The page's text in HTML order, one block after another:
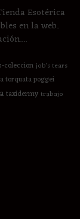
Esotérica
en la web.
coleccion job's tears
torquata poggei
taxidermy trabajo